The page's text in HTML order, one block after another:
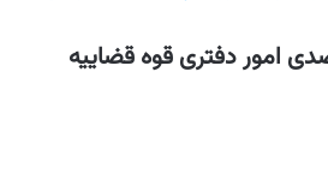
امور دفتری قوه قضاییه